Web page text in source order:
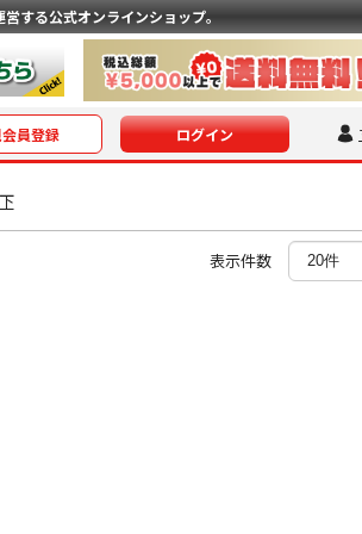
する公式オンラインショップ。
員登録 ログイン
表示件数